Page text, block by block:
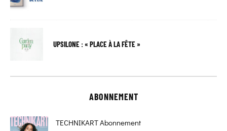
UPSILONE : « PLACE À LA FÊTE »
ABONNEMENT
TECHNIKART Abonnement